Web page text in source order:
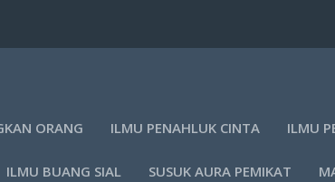
ORANG ILMU PENAHLUK CINTA ILMU
ILMU BUANG SIAL SUSUK AURA PEMIKAT